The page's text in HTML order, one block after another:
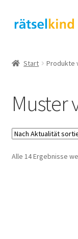
Zur
Navigation
Zum
Inhalt
Cookie-Richtlinie
Echtheit von
Start Produkte
Muster
Alle 14 Ergebnisse